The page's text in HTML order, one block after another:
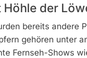
Höhle der
bereits andere
gehören unter
Fernseh-Shows